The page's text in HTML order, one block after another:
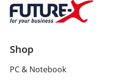
Kabelloser Betrieb
Farbkategorie
Mitgeliefertes Zubehör
Shop
PC & Notebook